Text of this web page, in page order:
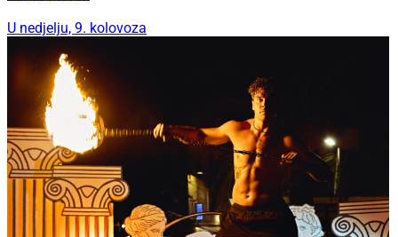
U nedjelju, 9. kolovoza